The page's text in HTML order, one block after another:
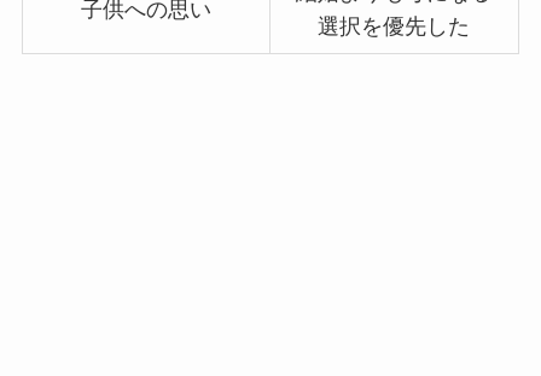
子供への思い
選択を優先した